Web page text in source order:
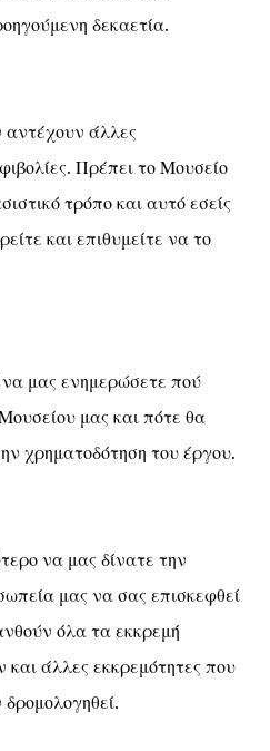
δεκαετία.
αντέχουν άλλες
Πρέπει το Μουσείο
τρόπο και αυτό εσείς
και επιθυμείτε να το
μας ενημερώσετε πού
μας και πότε θα
χρηματοδότηση του έργου.
να μας δίνατε την
μας να σας επισκεφθεί
όλα τα εκκρεμή
και άλλες εκκρεμότητες που